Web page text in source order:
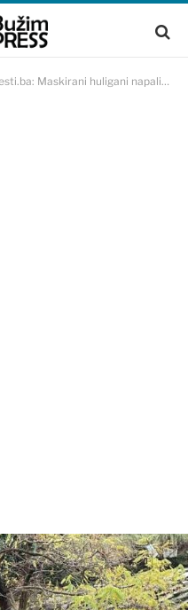
huligani napali navijača Aston Ville u Mostaru